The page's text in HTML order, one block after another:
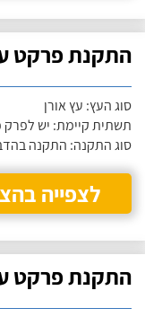
התקנת פרקט
סוג העץ: עץ אורן
תשתית קיימת: יש לפרק
סוג התקנה: התקנה
לצפייה
התקנת פרקט